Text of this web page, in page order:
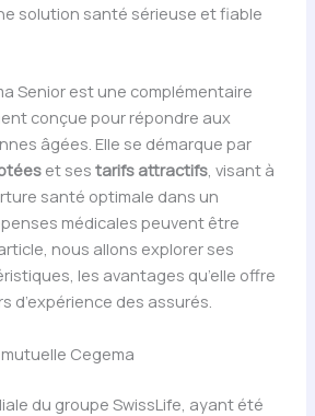
solution santé sérieuse et fiable
Senior est une complémentaire
conçue pour répondre aux
âgées. Elle se démarque par
et ses tarifs attractifs, visant à
santé optimale dans un
médicales peuvent être
nous allons explorer ses
les avantages qu’elle offre
d’expérience des assurés.
Cegema
du groupe SwissLife, ayant été